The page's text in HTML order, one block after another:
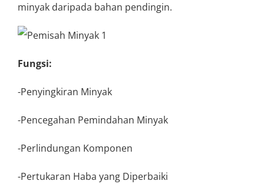
minyak daripada bahan pendingin.
Fungsi:
-Penyingkiran Minyak
-Pencegahan Pemindahan Minyak
-Perlindungan Komponen
-Pertukaran Haba yang Diperbaiki